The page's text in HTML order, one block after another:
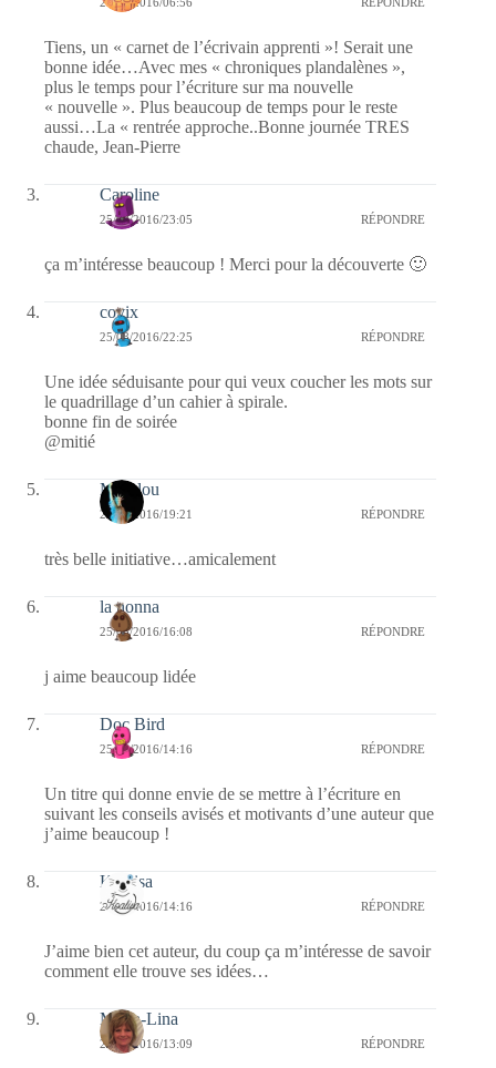
Tiens, un « carnet de l’écrivain apprenti »! Serait une
bonne idée…Avec mes « chroniques plandalènes »,
plus le temps pour l’écriture sur ma nouvelle
« nouvelle ». Plus beaucoup de temps pour le reste
aussi…La « rentrée approche..Bonne journée TRES
chaude, Jean-Pierre
Caroline
25/08/2016/23:05 RÉPONDRE
ça m’intéresse beaucoup ! Merci pour la découverte 🙂
covix
25/08/2016/22:25 RÉPONDRE
Une idée séduisante pour qui veux coucher les mots sur
le quadrillage d’un cahier à spirale.
bonne fin de soirée
@mitié
Marylou
25/08/2016/19:21 RÉPONDRE
très belle initiative…amicalement
la nonna
25/08/2016/16:08 RÉPONDRE
j aime beaucoup lidée
Doc Bird
25/08/2016/14:16 RÉPONDRE
Un titre qui donne envie de se mettre à l’écriture en
suivant les conseils avisés et motivants d’une auteur que
j’aime beaucoup !
Koalisa
25/08/2016/14:16 RÉPONDRE
J’aime bien cet auteur, du coup ça m’intéresse de savoir
comment elle trouve ses idées…
Maria-Lina
25/08/2016/13:09 RÉPONDRE